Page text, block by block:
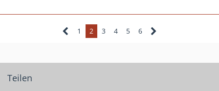
1 2 3 4 5 6
Teilen